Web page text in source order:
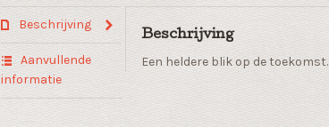
met
glasplaatje
aantal
Beschrijving
Aanvullende
informatie
Beschrijving
Een heldere blik op de toekomst.